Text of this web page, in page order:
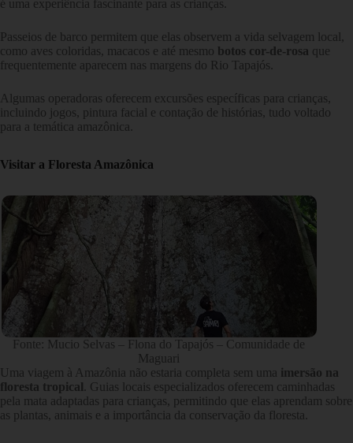
é uma experiência fascinante para as crianças.
Passeios de barco permitem que elas observem a vida selvagem local,
como aves coloridas, macacos e até mesmo botos cor-de-rosa que
frequentemente aparecem nas margens do Rio Tapajós.
Algumas operadoras oferecem excursões específicas para crianças,
incluindo jogos, pintura facial e contação de histórias, tudo voltado
para a temática amazônica.
Visitar a Floresta Amazônica
Fonte: Mucio Selvas – Flona do Tapajós – Comunidade de
Maguari
Uma viagem à Amazônia não estaria completa sem uma imersão na
floresta tropical . Guias locais especializados oferecem caminhadas
pela mata adaptadas para crianças, permitindo que elas aprendam sobre
as plantas, animais e a importância da conservação da floresta.